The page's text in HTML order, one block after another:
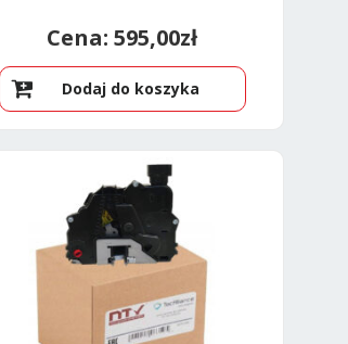
595,00zł
Dodaj do koszyka